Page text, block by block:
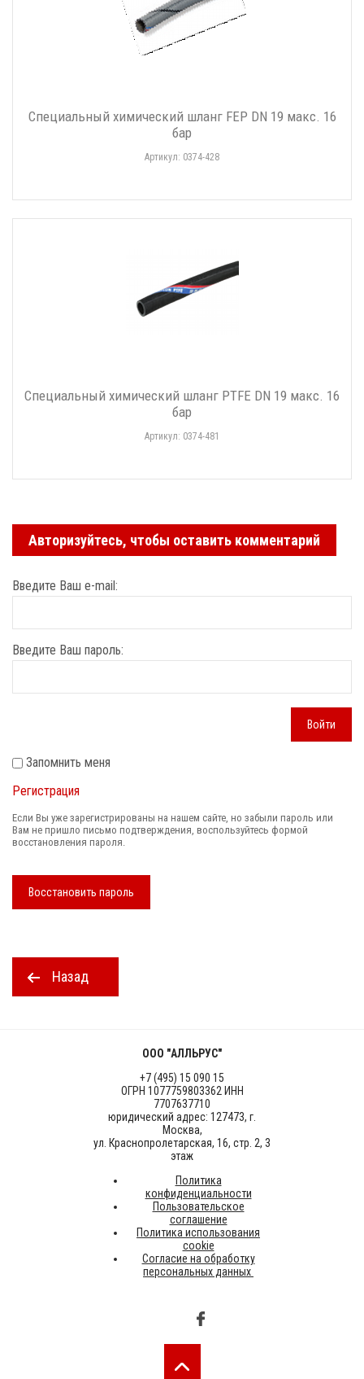
Специальный химический шланг FEP DN 19 макс. 16
бар
Артикул: 0374-428
Специальный химический шланг PTFE DN 19 макс. 16
бар
Артикул: 0374-481
Авторизуйтесь, чтобы оставить комментарий
Введите Ваш e-mail:
Введите Ваш пароль:
Войти
Запомнить меня
Регистрация
Если Вы уже зарегистрированы на нашем сайте, но забыли пароль или
Вам не пришло письмо подтверждения, воспользуйтесь формой
восстановления пароля.
Восстановить пароль
Назад
ООО "АЛЛЬРУС"
+7 (495) 15 090 15
ОГРН 1077759803362 ИНН
7707637710
юридический адрес: 127473, г.
Москва,
ул. Краснопролетарская, 16, стр. 2, 3
этаж
Политика
конфиденциальности
Пользовательское
соглашение
Политика использования
cookie
Согласие на обработку
персональных данных